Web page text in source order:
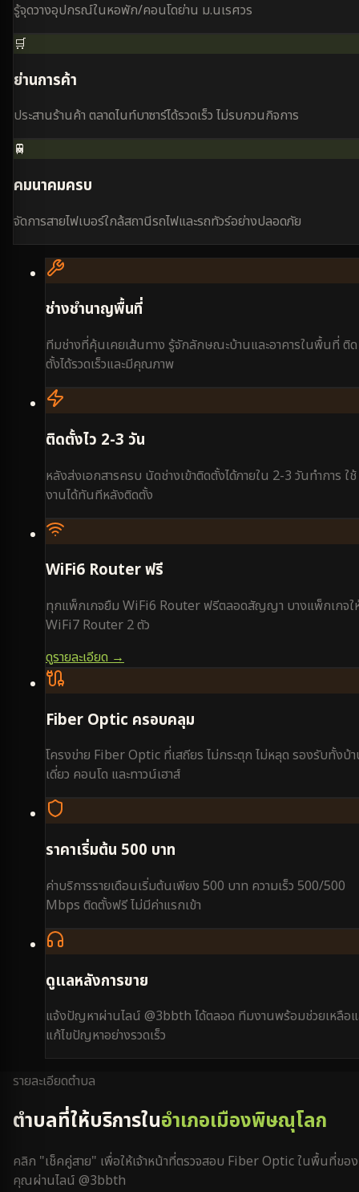
รู้จุดวางอุปกรณ์ในหอพัก/คอนโดย่าน ม.นเรศวร
🛒
ย่านการค้า
ประสานร้านค้า ตลาดไนท์บาซาร์ได้รวดเร็ว ไม่รบกวนกิจการ
🚆
คมนาคมครบ
จัดการสายไฟเบอร์ใกล้สถานีรถไฟและรถทัวร์อย่างปลอดภัย
ช่างชำนาญพื้นที่
ทีมช่างที่คุ้นเคยเส้นทาง รู้จักลักษณะบ้านและอาคารในพื้นที่ ติด
ตั้งได้รวดเร็วและมีคุณภาพ
ติดตั้งไว 2-3 วัน
หลังส่งเอกสารครบ นัดช่างเข้าติดตั้งได้ภายใน 2-3 วันทำการ ใช้
งานได้ทันทีหลังติดตั้ง
WiFi6 Router ฟรี
ทุกแพ็กเกจยืม WiFi6 Router ฟรีตลอดสัญญา บางแพ็กเกจใ
WiFi7 Router 2 ตัว
ดูรายละเอียด →
Fiber Optic ครอบคลุม
โครงข่าย Fiber Optic ที่เสถียร ไม่กระตุก ไม่หลุด รองรับทั้งบ้
เดี่ยว คอนโด และทาวน์เฮาส์
ราคาเริ่มต้น 500 บาท
ค่าบริการรายเดือนเริ่มต้นเพียง 500 บาท ความเร็ว 500/500
Mbps ติดตั้งฟรี ไม่มีค่าแรกเข้า
ดูแลหลังการขาย
แจ้งปัญหาผ่านไลน์ @3bbth ได้ตลอด ทีมงานพร้อมช่วยเหลือแ
แก้ไขปัญหาอย่างรวดเร็ว
รายละเอียดตำบล
ตำบลที่ให้บริการในอำเภอเมืองพิษณุโลก
คลิก "เช็คคู่สาย" เพื่อให้เจ้าหน้าที่ตรวจสอบ Fiber Optic ในพื้นที่ของ
คุณผ่านไลน์ @3bbth